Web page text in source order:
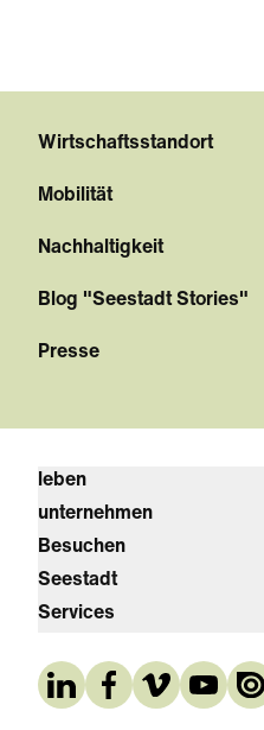
Wirtschaftsstandort
Mobilität
Nachhaltigkeit
Blog "Seestadt Stories"
Presse
leben
unternehmen
Besuchen
Seestadt
Services